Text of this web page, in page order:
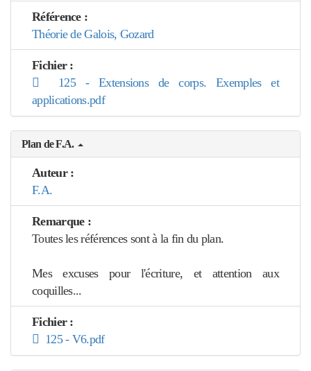
Référence :
Théorie de Galois, Gozard
Fichier :
125 - Extensions de corps. Exemples et
applications.pdf
Plan de F.A.
Auteur :
F.A.
Remarque :
Toutes les références sont à la fin du plan.
Mes excuses pour l'écriture, et attention aux
coquilles...
Fichier :
125 - V6.pdf